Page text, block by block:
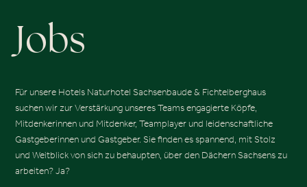
Jobs
Für unsere Hotels Naturhotel Sachsenbaude & Fichtelberghaus
suchen wir zur Verstärkung unseres Teams engagierte Köpfe,
Mitdenkerinnen und Mitdenker, Teamplayer und leidenschaftliche
Gastgeberinnen und Gastgeber. Sie finden es spannend, mit Stolz
und Weitblick von sich zu behaupten, über den Dächern Sachsens zu
arbeiten? Ja?